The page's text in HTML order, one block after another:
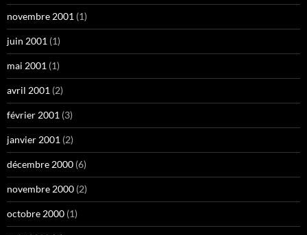
novembre 2001 (1)
juin 2001 (1)
mai 2001 (1)
avril 2001 (2)
février 2001 (3)
janvier 2001 (2)
décembre 2000 (6)
novembre 2000 (2)
octobre 2000 (1)